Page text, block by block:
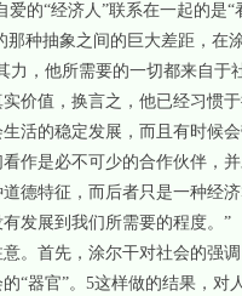
的“经济人”联系在一起的是
那种抽象之间的巨大差距，在
，他所需要的一切都来自于
价值，换言之，他已经习惯
活的稳定发展，而且有时候
作是必不可少的合作伙伴，
德特征，而后者只是一种经
发展到我们所需要的程度。”
首先，涂尔干对社会的强调
“器官”。5这样做的结果，